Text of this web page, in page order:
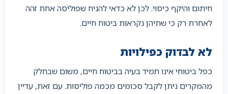
חיתום והיקף כיסוי. לכן לא כדאי להניח שפוליסה אחת זהה
לאחרת רק כי שתיהן נקראות ביטוח חיים.
לא לבדוק כפילויות
כפל ביטוחי אינו תמיד בעיה בביטוח חיים, משום שבחלק
מהמקרים ניתן לקבל סכומים מכמה פוליסות. עם זאת, עדיין